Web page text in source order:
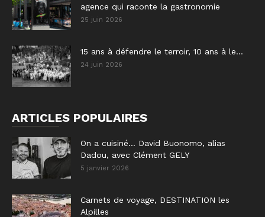
agence qui raconte la gastronomie
25 juin 2026
15 ans à défendre le terroir, 10 ans à le...
24 juin 2026
ARTICLES POPULAIRES
On a cuisiné… David Buonomo, alias
Dadou, avec Clément GELY
5 janvier 2026
Carnets de voyage, DESTINATION les
Alpilles